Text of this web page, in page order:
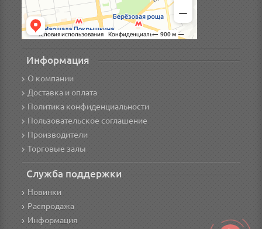
Информация
О компании
Доставка и оплата
Политика конфиденциальности
Пользовательское соглашение
Производители
Торговые залы
Служба поддержки
Новинки
Распродажа
Информация